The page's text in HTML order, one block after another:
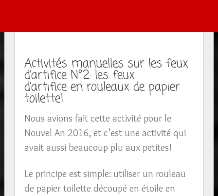
Activités manuelles sur les feux
d’artifice N°2: les feux
d’artifice en rouleaux de papier
toilette!
Nous avions fait cette activité pour le
Nouvel An 2016, et c’est une activité qui
avait aussi beaucoup plu aux petites!
Le principe est simple: utiliser un rouleau
de papier toilette découpé en étoile en